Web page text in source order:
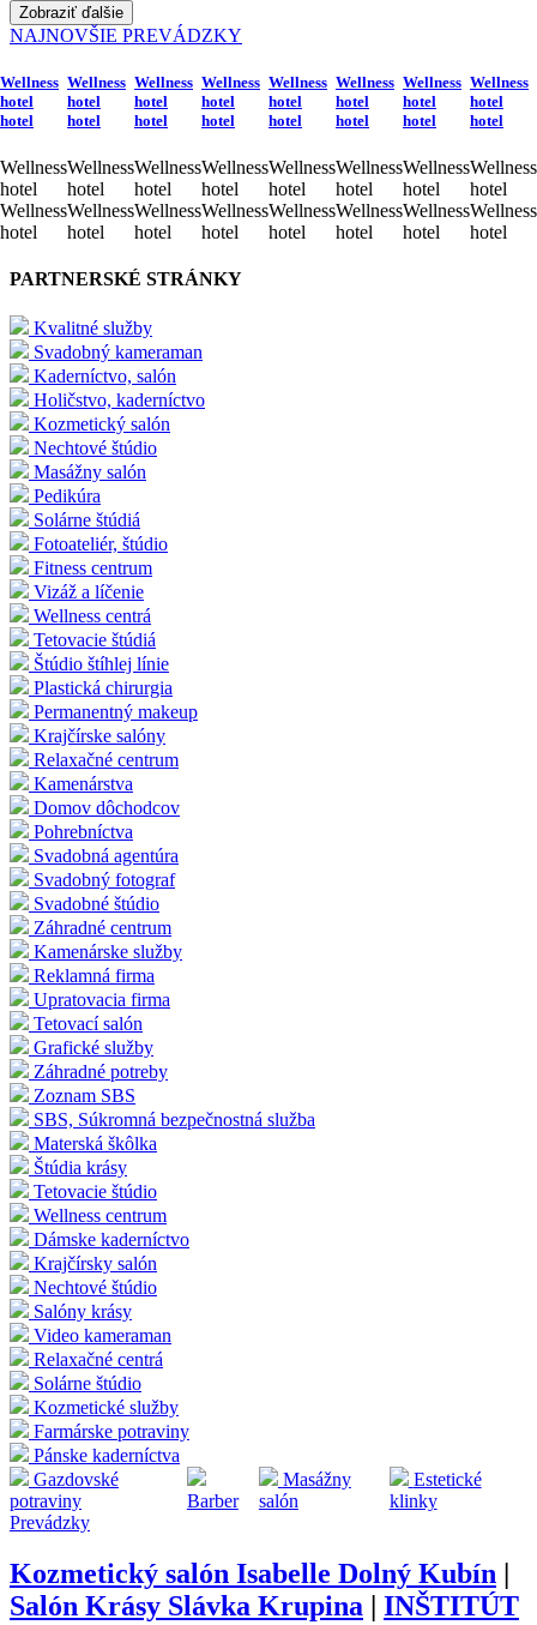
Zobraziť ďalšie
NAJNOVŠIE PREVÁDZKY
Wellness
hotel
hotel
Wellness
hotel
Wellness
hotel
Wellness
hotel
hotel
Wellness
hotel
Wellness
hotel
Wellness
hotel
hotel
Wellness
hotel
Wellness
hotel
Wellness
hotel
hotel
Wellness
hotel
Wellness
hotel
Wellness
hotel
hotel
Wellness
hotel
Wellness
hotel
Wellness
hotel
hotel
Wellness
hotel
Wellness
hotel
Wellness
hotel
hotel
Wellness
hotel
Wellness
hotel
Wellness
hotel
hotel
Wellness
hotel
Wellness
hotel
PARTNERSKÉ STRÁNKY
Kvalitné služby
Svadobný kameraman
Kaderníctvo, salón
Holičstvo, kaderníctvo
Kozmetický salón
Nechtové štúdio
Masážny salón
Pedikúra
Solárne štúdiá
Fotoateliér, štúdio
Fitness centrum
Vizáž a líčenie
Wellness centrá
Tetovacie štúdiá
Štúdio štíhlej línie
Plastická chirurgia
Permanentný makeup
Krajčírske salóny
Relaxačné centrum
Kamenárstva
Domov dôchodcov
Pohrebníctva
Svadobná agentúra
Svadobný fotograf
Svadobné štúdio
Záhradné centrum
Kamenárske služby
Reklamná firma
Upratovacia firma
Tetovací salón
Grafické služby
Záhradné potreby
Zoznam SBS
SBS, Súkromná bezpečnostná služba
Materská škôlka
Štúdia krásy
Tetovacie štúdio
Wellness centrum
Dámske kaderníctvo
Krajčírsky salón
Nechtové štúdio
Salóny krásy
Video kameraman
Relaxačné centrá
Solárne štúdio
Kozmetické služby
Farmárske potraviny
Pánske kaderníctva
Gazdovské
potraviny
Barber
Masážny
salón
Estetické
klinky
Prevádzky
Kozmetický salón Isabelle Dolný Kubín
Salón Krásy Slávka Krupina
INŠTITÚT